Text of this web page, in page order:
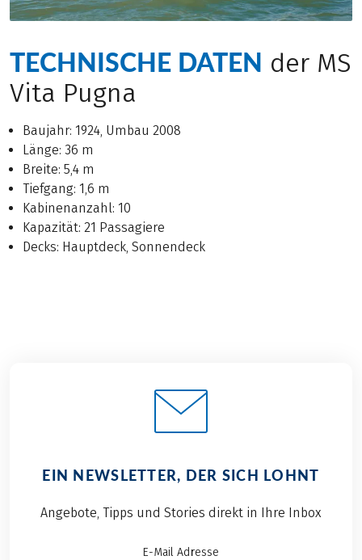
TECHNISCHE DATEN der MS
Vita Pugna
Baujahr: 1924, Umbau 2008
Länge: 36 m
Breite: 5,4 m
Tiefgang: 1,6 m
Kabinenanzahl: 10
Kapazität: 21 Passagiere
Decks: Hauptdeck, Sonnendeck
EIN NEWSLETTER, DER SICH LOHNT
Angebote, Tipps und Stories direkt in Ihre Inbox
E-Mail Adresse